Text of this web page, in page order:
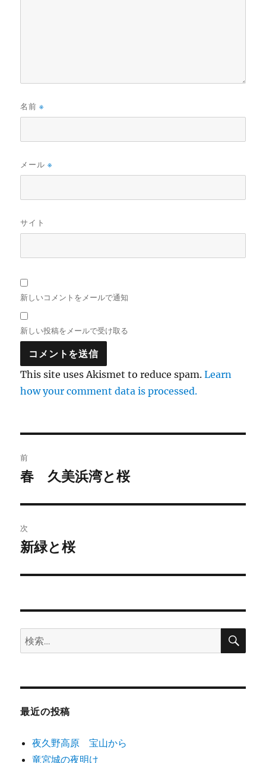
名前※
メール※
サイト
新しいコメントをメールで通知
新しい投稿をメールで受け取る
This site uses Akismet to reduce spam.Learn
how your comment data is processed.
稿
ビ
ゲ
ー
ン
前
前
投
稿:
春 久美浜湾と桜
次
次
投
新緑と桜
検
索:
検
最近の投稿
夜久野高原 宝山から
竜宮城の夜明け